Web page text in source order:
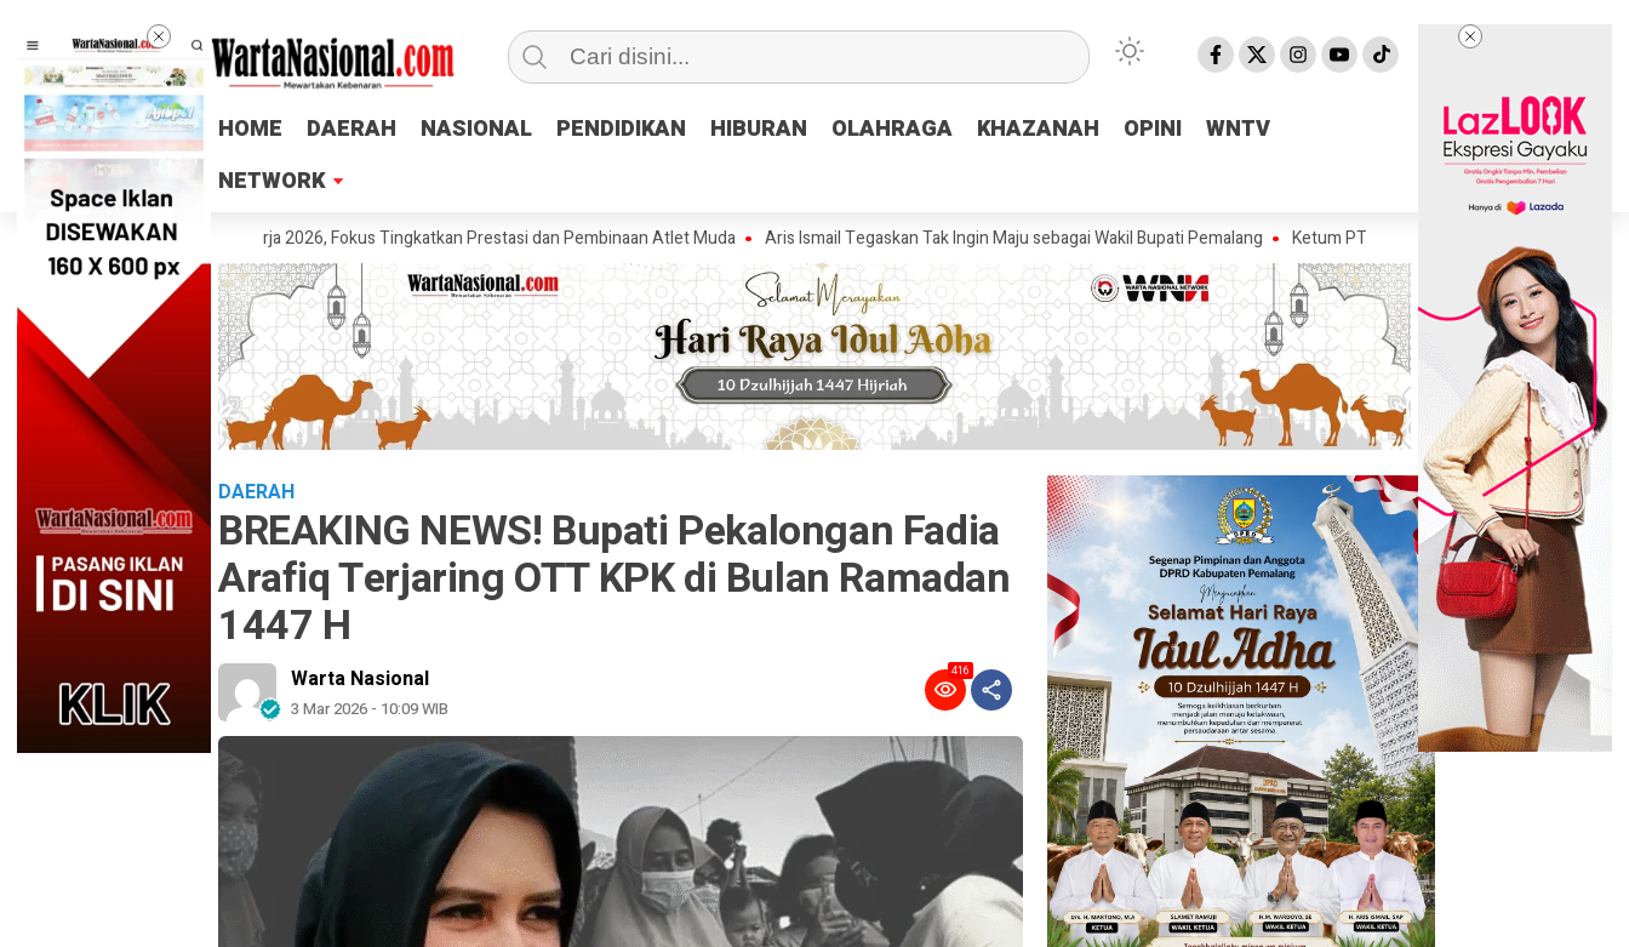
HOME DAERAH NASIONAL PENDIDIKAN HIBURAN OLAHRAGA KHAZANAH OPINI
WNTV
NETWORK
HOME DAERAH NASIONAL PENDIDIKAN HIBURAN OLAHRAGA KHAZANAH OPINI
WNTV
NETWORK
Gelar Rapat Kerja 2026, Fokus Tingkatkan Prestasi dan Pembinaan Atlet Muda Aris Ismail Tegaskan Tak Ingin Maju sebagai Wakil Bupati Pemalang Ketum PTMSI Jateng Tinjau Venue POPDA 2026,
DAERAH
BREAKING NEWS! Bupati Pekalongan Fadia
Arafiq Terjaring OTT KPK di Bulan Ramadan
1447 H
Warta Nasional
3 Mar 2026 - 10:09 WIB
416